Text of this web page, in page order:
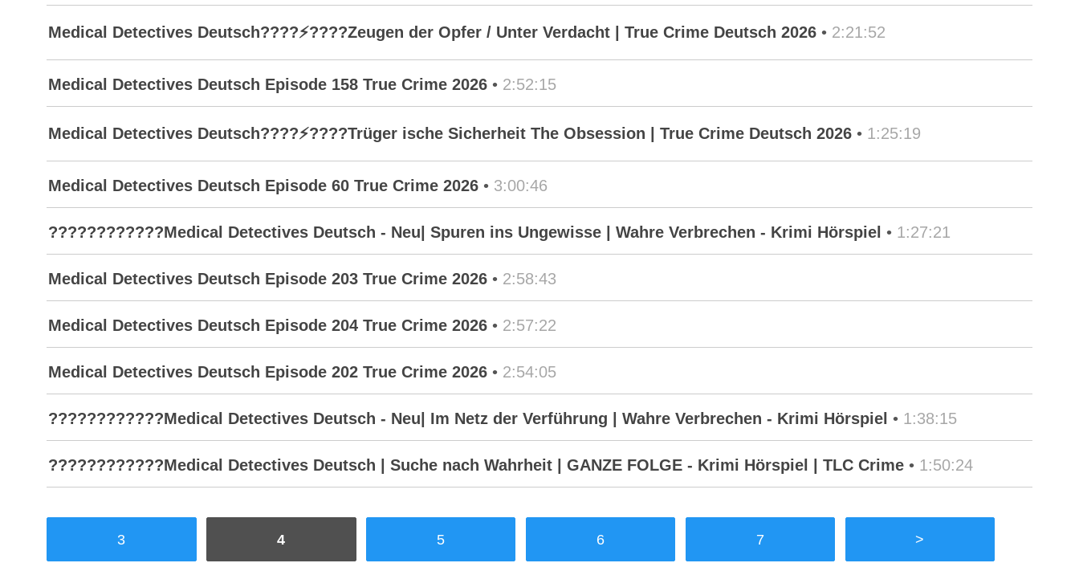
Medical Detectives Deutsch????⚡????Zeugen der Opfer / Unter Verdacht | True Crime Deutsch 2026 • 2:21:52
Medical Detectives Deutsch Episode 158 True Crime 2026 • 2:52:15
Medical Detectives Deutsch????⚡????Trüger ische Sicherheit The Obsession | True Crime Deutsch 2026 • 1:25:19
Medical Detectives Deutsch Episode 60 True Crime 2026 • 3:00:46
????????????Medical Detectives Deutsch - Neu| Spuren ins Ungewisse | Wahre Verbrechen - Krimi Hörspiel • 1:27:21
Medical Detectives Deutsch Episode 203 True Crime 2026 • 2:58:43
Medical Detectives Deutsch Episode 204 True Crime 2026 • 2:57:22
Medical Detectives Deutsch Episode 202 True Crime 2026 • 2:54:05
????????????Medical Detectives Deutsch - Neu| Im Netz der Verführung | Wahre Verbrechen - Krimi Hörspiel • 1:38:15
????????????Medical Detectives Deutsch | Suche nach Wahrheit | GANZE FOLGE - Krimi Hörspiel | TLC Crime • 1:50:24
3 4 5 6 7 >